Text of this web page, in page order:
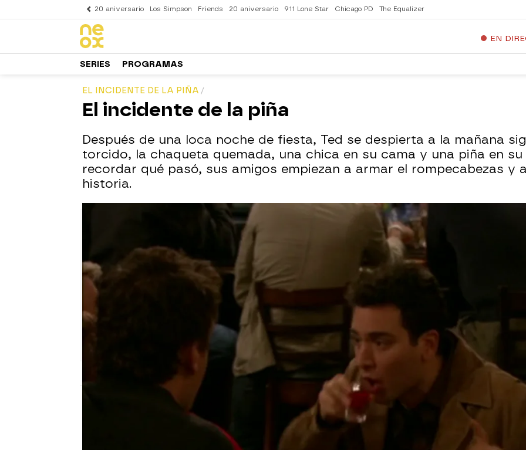
20 aniversario Los Simpson Friends 20 aniversario 911 Lone Star Chicago PD The Equalizer
EN
SERIES PROGRAMAS
EL INCIDENTE DE LA PIÑA
El incidente de la piña
Después de una loca noche de fiesta, Ted se despierta a la mañana
torcido, la chaqueta quemada, una chica en su cama y una piña en
recordar qué pasó, sus amigos empiezan a armar el rompecabezas y
historia.
05 de noviembre de 2015, 18:10
WhatsappFacebook
X